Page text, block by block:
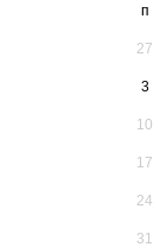
п
27
3
10
17
24
31